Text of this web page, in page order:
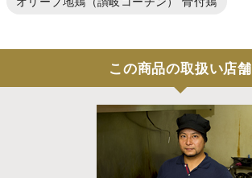
この商品の取扱い店舗